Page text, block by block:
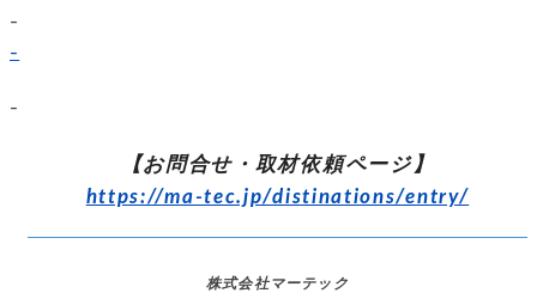
–
–
–
【お問合せ・取材依頼ページ】
https://ma-tec.jp/distinations/entry/
株式会社マーテック